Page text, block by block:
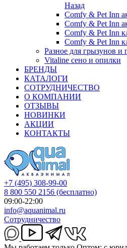
Назад
Comfy & Pet Inn
Comfy & Pet Inn
Comfy & Pet Inn
Comfy & Pet Inn
Разное для грызунов и
Vitaline сено и опилки
БРЕНДЫ
КАТАЛОГИ
СОТРУДНИЧЕСТВО
О КОМПАНИИ
ОТЗЫВЫ
НОВИНКИ
АКЦИИ
КОНТАКТЫ
+7 (495) 308-99-00
8 800 550 2156 (бесплатно)
09:00-22:00
info@aquanimal.ru
Сотрудничество